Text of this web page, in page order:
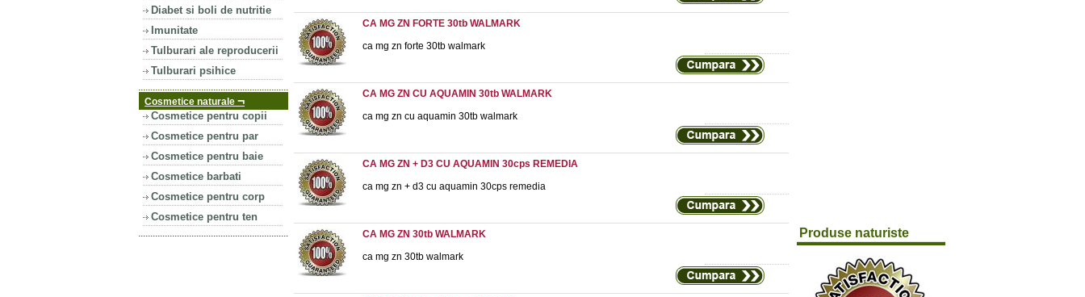
Diabet si boli de nutritie
Imunitate
Tulburari ale reproducerii
Tulburari psihice
Cosmetice naturale ¬
Cosmetice pentru copii
Cosmetice pentru par
Cosmetice pentru baie
Cosmetice barbati
Cosmetice pentru corp
Cosmetice pentru ten
CA MG ZN FORTE 30tb WALMARK
ca mg zn forte 30tb walmark
CA MG ZN CU AQUAMIN 30tb WALMARK
ca mg zn cu aquamin 30tb walmark
CA MG ZN + D3 CU AQUAMIN 30cps REMEDIA
ca mg zn + d3 cu aquamin 30cps remedia
CA MG ZN 30tb WALMARK
ca mg zn 30tb walmark
Produse naturiste